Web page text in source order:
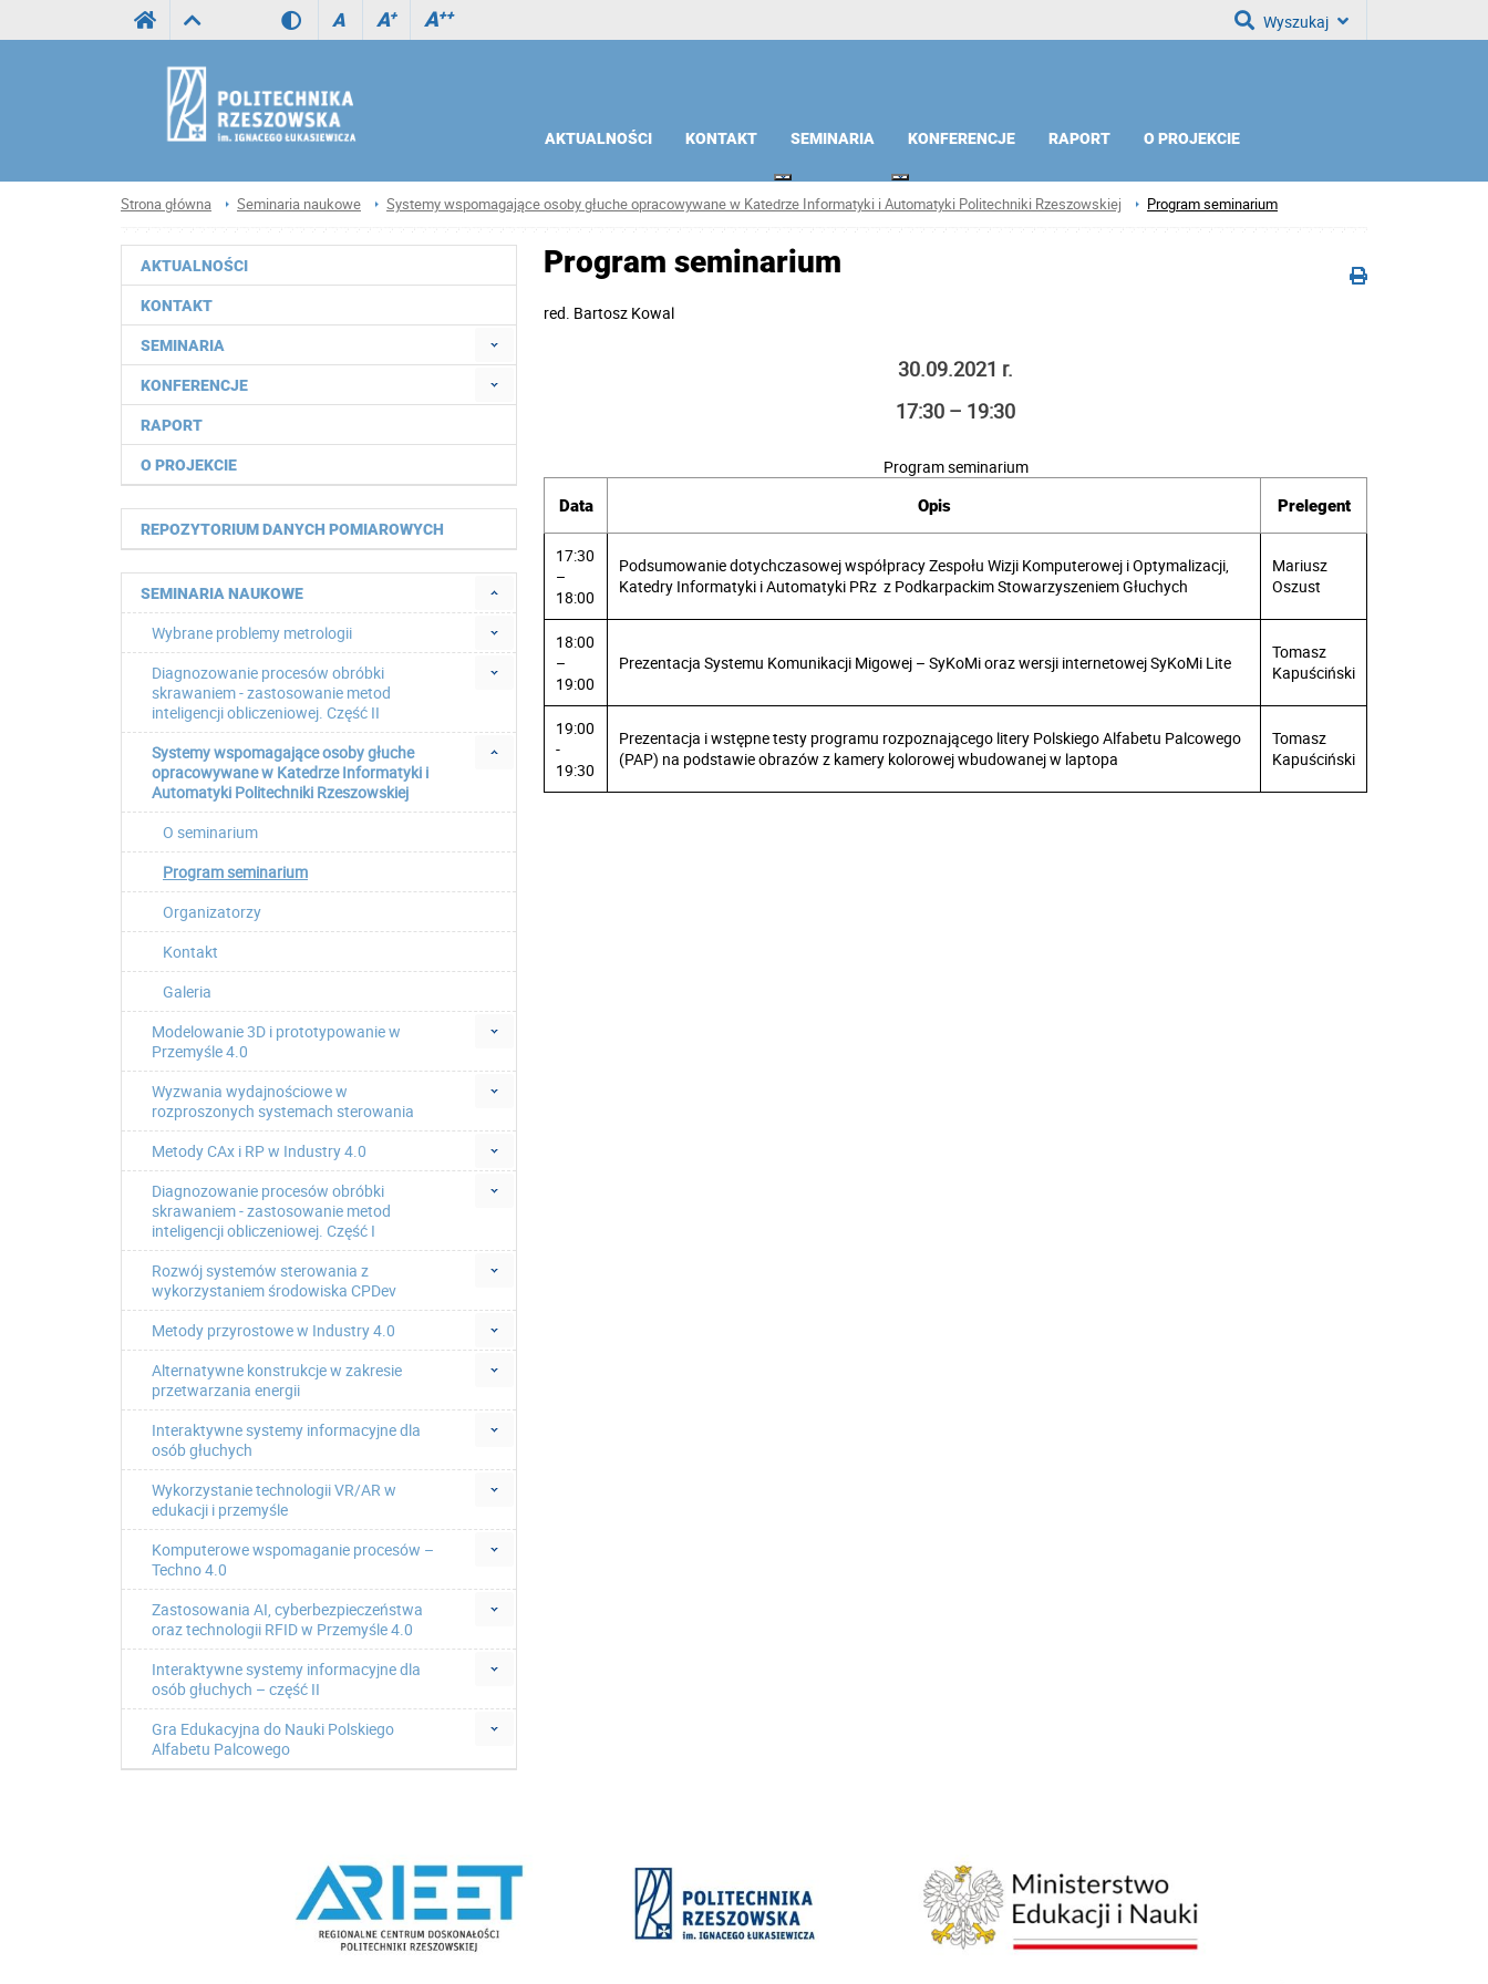
A A+ A++ Wyszukaj
AKTUALNOŚCI KONTAKT SEMINARIA KONFERENCJE RAPORT O PROJEKCIE
Strona główna Seminaria naukowe Systemy wspomagające osoby głuche opracowywane w Katedrze Informatyki i Automatyki Politechniki Rzeszowskiej Program seminarium
AKTUALNOŚCI
KONTAKT
SEMINARIA
KONFERENCJE
RAPORT
O PROJEKCIE
REPOZYTORIUM DANYCH POMIAROWYCH
SEMINARIA NAUKOWE
Wybrane problemy metrologii
Diagnozowanie procesów obróbki
skrawaniem - zastosowanie metod
inteligencji obliczeniowej. Część II
Systemy wspomagające osoby głuche
opracowywane w Katedrze Informatyki i
Automatyki Politechniki Rzeszowskiej
O seminarium
Program seminarium
Organizatorzy
Kontakt
Galeria
Modelowanie 3D i prototypowanie w
Przemyśle 4.0
Wyzwania wydajnościowe w
rozproszonych systemach sterowania
Metody CAx i RP w Industry 4.0
Diagnozowanie procesów obróbki
skrawaniem - zastosowanie metod
inteligencji obliczeniowej. Część I
Rozwój systemów sterowania z
wykorzystaniem środowiska CPDev
Metody przyrostowe w Industry 4.0
Alternatywne konstrukcje w zakresie
przetwarzania energii
Interaktywne systemy informacyjne dla
osób głuchych
Wykorzystanie technologii VR/AR w
edukacji i przemyśle
Komputerowe wspomaganie procesów –
Techno 4.0
Zastosowania AI, cyberbezpieczeństwa
oraz technologii RFID w Przemyśle 4.0
Interaktywne systemy informacyjne dla
osób głuchych – część II
Gra Edukacyjna do Nauki Polskiego
Alfabetu Palcowego
Program seminarium
red. Bartosz Kowal
30.09.2021 r.
17:30 – 19:30
Program seminarium
Data Opis Prelegent
17:30
–
18:00
Podsumowanie dotychczasowej współpracy Zespołu Wizji Komputerowej i Optymalizacji,
Katedry Informatyki i Automatyki PRz z Podkarpackim Stowarzyszeniem Głuchych
Mariusz
Oszust
18:00
–
19:00
Prezentacja Systemu Komunikacji Migowej – SyKoMi oraz wersji internetowej SyKoMi Lite
Tomasz
Kapuściński
19:00
-
19:30
Prezentacja i wstępne testy programu rozpoznającego litery Polskiego Alfabetu Palcowego
(PAP) na podstawie obrazów z kamery kolorowej wbudowanej w laptopa
Tomasz
Kapuściński